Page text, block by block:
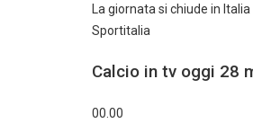
La giornata si chiude in Italia
Sportitalia
Calcio in tv oggi 28
00.00